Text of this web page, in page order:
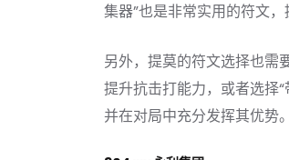
集器”也是非常实用的符文
另外，提莫的符文选择也需
提升抗击打能力，或者选择
并在对局中充分发挥其优势。